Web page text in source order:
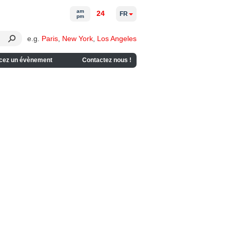
e.g. Paris New York Los Angeles
un évènement Contactez nous !
am
pm
24 FR